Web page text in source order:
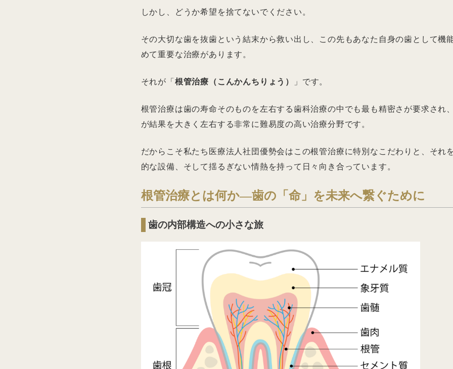
しかし、どうか希望を捨てないでください。
その大切な歯を抜歯という結末から救い出し、この先もあなた自身の歯として機
めて重要な治療があります。
それが「 根管治療（こんかんちりょう） 」です。
根管治療は歯の寿命そのものを左右する歯科治療の中でも最も精密さが要求され
が結果を大きく左右する非常に難易度の高い治療分野です。
だからこそ私たち医療法人社団優勢会はこの根管治療に特別なこだわりと、それ
的な設備、そして揺るぎない情熱を持って日々向き合っています。
根管治療とは何か―歯の「命」を未来へ繋ぐために
歯の内部構造への小さな旅